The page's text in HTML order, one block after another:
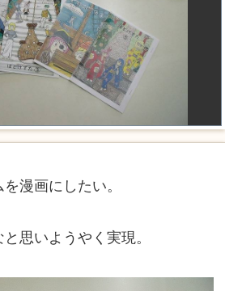
漫画にしたい。
思いようやく実現。